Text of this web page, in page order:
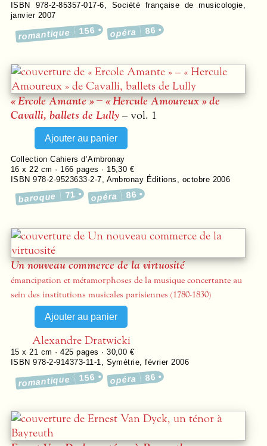
ISBN 978-2-85357-017-6
Société française de musicologie
janvier 2007
romantique 156 opéra 86
« Ercole Amante » – « Hercule Amoureux » de
Cavalli, ballets de Lully – vol. 1
Collection Cahiers d’Ambronay
16 x 22 cm · 166 pages · 15,30 €
ISBN 978-2-9523633-2-7
Ambronay Éditions octobre 2006
baroque 71 opéra 86
Un nouveau commerce de la virtuosité
émancipation et métamorphoses de la musique concertante au
sein des institutions musicales parisiennes (1780-1830)
Alexandre Dratwicki
15 x 21 cm ·425 pages ·30,00 €
ISBN 978-2-914373-11-1
Symétrie ,février 2006
romantique 156 opéra 86